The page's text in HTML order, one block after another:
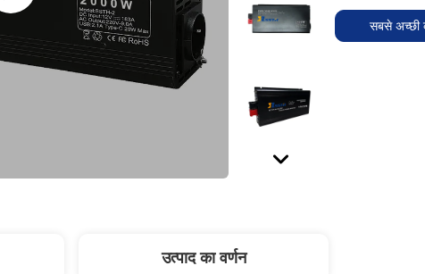
सबसे अच्छी
उत्पाद का वर्णन